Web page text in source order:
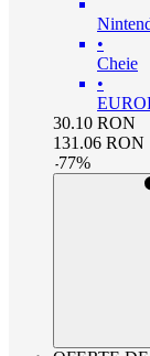
•
Cheie
•
30.10 RON
131.06 RON
-77%